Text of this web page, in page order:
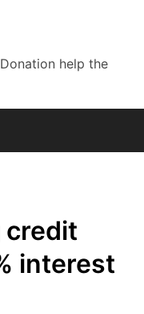
help the
credit
interest